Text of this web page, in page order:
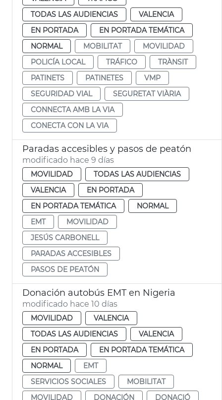
TODAS LAS AUDIENCIAS
VALENCIA
EN PORTADA
EN PORTADA TEMÁTICA
NORMAL
MOBILITAT
MOVILIDAD
POLICÍA LOCAL
TRÁFICO
TRÀNSIT
PATINETS
PATINETES
VMP
SEGURIDAD VIAL
SEGURETAT VIÀRIA
CONNECTA AMB LA VIA
CONECTA CON LA VIA
Paradas accesibles y pasos de peatón
modificado hace 9 días
MOVILIDAD
TODAS LAS AUDIENCIAS
VALENCIA
EN PORTADA
EN PORTADA TEMÁTICA
NORMAL
EMT
MOVILIDAD
JESÚS CARBONELL
PARADAS ACCESIBLES
PASOS DE PEATÓN
Donación autobús EMT en Nigeria
modificado hace 10 días
MOVILIDAD
VALENCIA
TODAS LAS AUDIENCIAS
VALENCIA
EN PORTADA
EN PORTADA TEMÁTICA
NORMAL
EMT
SERVICIOS SOCIALES
MOBILITAT
MOVILIDAD
DONACIÓN DONACIÓ